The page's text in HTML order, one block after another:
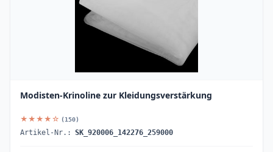
Modisten-Krinoline zur Kleidungsverstärkung
★★★★☆ (150)
Artikel-Nr.: SK_920006_142276_259000